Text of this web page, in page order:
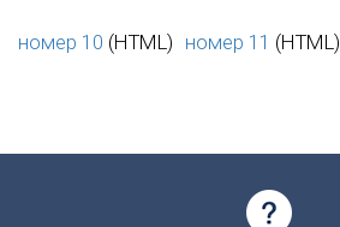
номер 10 (HTML) номер 11 (HTML)